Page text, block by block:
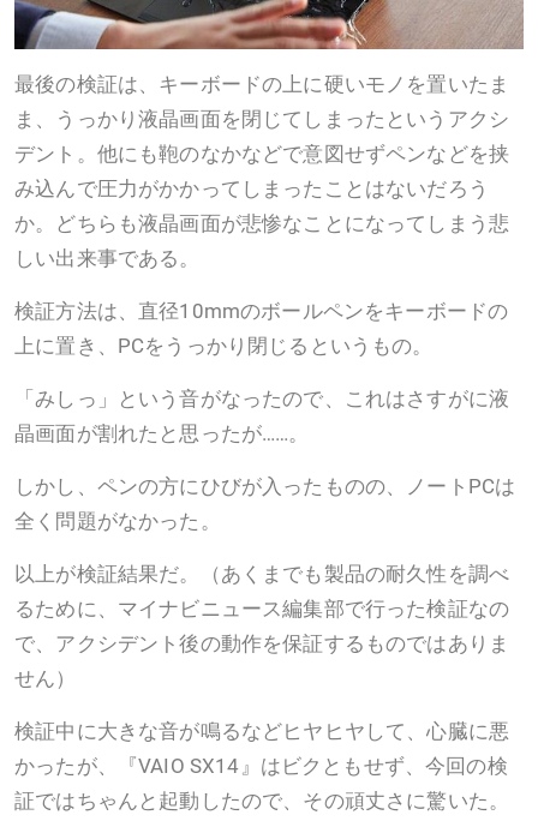
最後の検証は、キーボードの上に硬いモノを置いたま
ま、うっかり液晶画面を閉じてしまったというアクシ
デント。他にも鞄のなかなどで意図せずペンなどを挟
み込んで圧力がかかってしまったことはないだろう
か。どちらも液晶画面が悲惨なことになってしまう悲
しい出来事である。
検証方法は、直径10mmのボールペンをキーボードの
上に置き、PCをうっかり閉じるというもの。
「みしっ」という音がなったので、これはさすがに液
晶画面が割れたと思ったが……。
しかし、ペンの方にひびが入ったものの、ノートPCは
全く問題がなかった。
以上が検証結果だ。（あくまでも製品の耐久性を調べ
るために、マイナビニュース編集部で行った検証なの
で、アクシデント後の動作を保証するものではありま
せん）
検証中に大きな音が鳴るなどヒヤヒヤして、心臓に悪
かったが、『VAIO SX14』はビクともせず、今回の検
証ではちゃんと起動したので、その頑丈さに驚いた。